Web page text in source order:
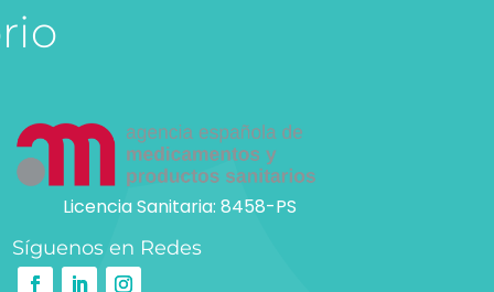
Licencia Sanitaria: 8458-PS
Síguenos en Redes